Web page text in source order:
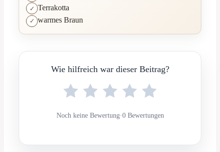
Terrakotta
warmes Braun
Wie hilfreich war dieser Beitrag?
Noch keine Bewertung·0 Bewertungen